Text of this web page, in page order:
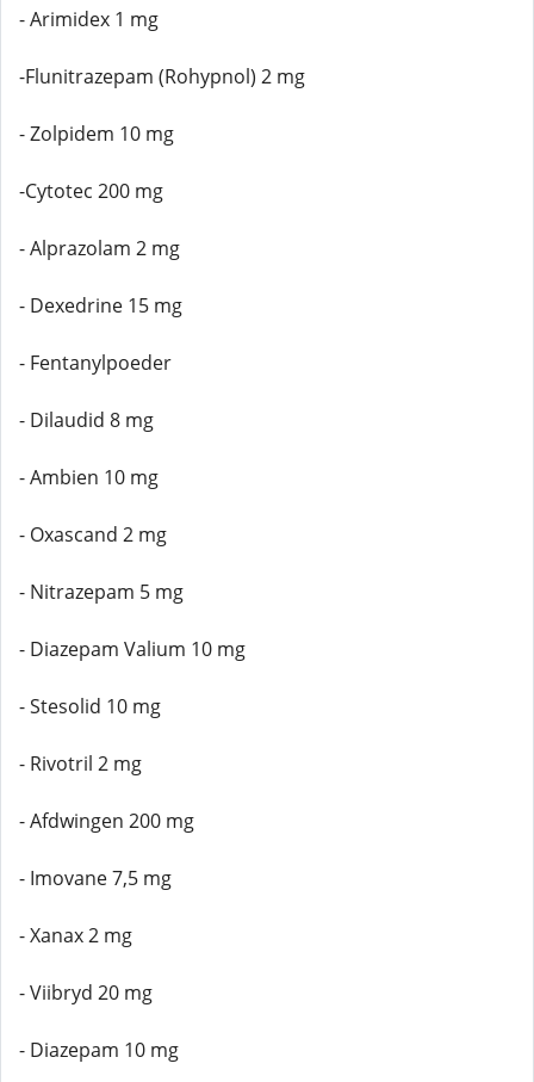
- Arimidex 1 mg
-Flunitrazepam (Rohypnol) 2 mg
- Zolpidem 10 mg
-Cytotec 200 mg
- Alprazolam 2 mg
- Dexedrine 15 mg
- Fentanylpoeder
- Dilaudid 8 mg
- Ambien 10 mg
- Oxascand 2 mg
- Nitrazepam 5 mg
- Diazepam Valium 10 mg
- Stesolid 10 mg
- Rivotril 2 mg
- Afdwingen 200 mg
- Imovane 7,5 mg
- Xanax 2 mg
- Viibryd 20 mg
- Diazepam 10 mg